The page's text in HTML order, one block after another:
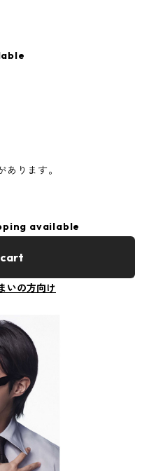
ります。
available
いの方向け